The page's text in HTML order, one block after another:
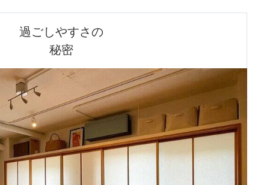
過ごしやすさの
秘密